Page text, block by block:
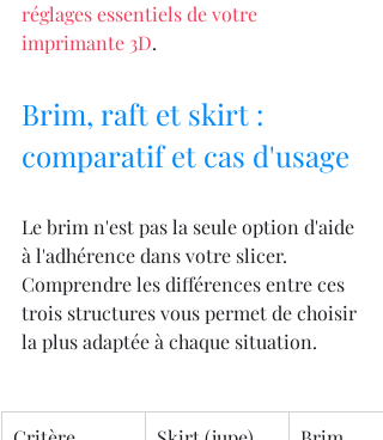
réglages essentiels de votre
imprimante 3D.
Brim, raft et skirt :
comparatif et cas d'usage
Le brim n'est pas la seule option d'aide
à l'adhérence dans votre slicer.
Comprendre les différences entre ces
trois structures vous permet de choisir
la plus adaptée à chaque situation.